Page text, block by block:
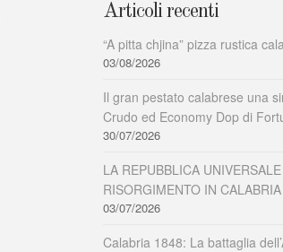
Articoli recenti
“A pitta chjina” pizza rustica
03/08/2026
Il gran pestato calabrese una
Crudo ed Economy Dop di
30/07/2026
LA REPUBBLICA
RISORGIMENTO IN CALABRIA
03/07/2026
Calabria 1848: La battaglia